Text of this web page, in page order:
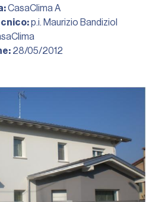
CasaClima A
p.i. Maurizio Bandiziol
28/05/2012︎